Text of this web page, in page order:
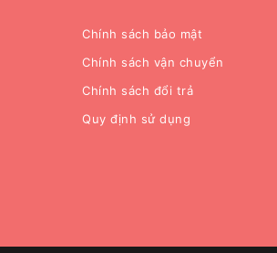
Chính sách bảo mật
Chính sách vận chuyển
Chính sách đổi trả
Quy định sử dụng